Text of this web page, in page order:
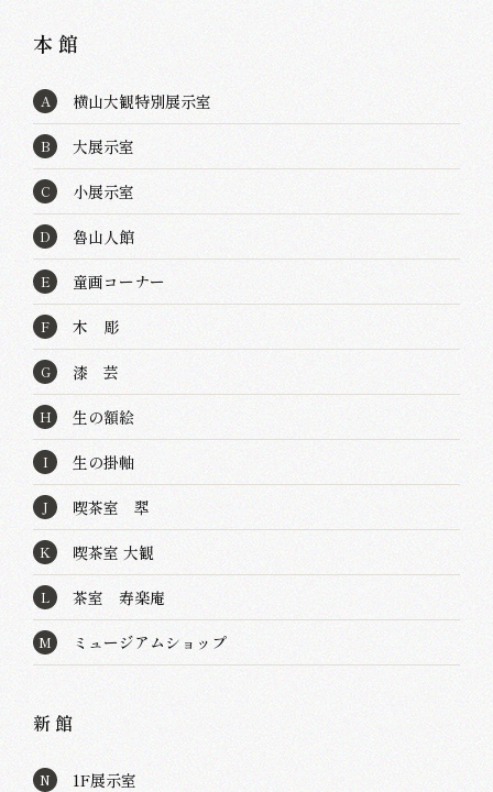
本 館
A 横山大観特別展示室
B 大展示室
C 小展示室
D 魯山人館
E 童画コーナー
F 木 彫
G 漆 芸
H 生の額絵
I 生の掛軸
J 喫茶室 翆
K 喫茶室 大観
L 茶室 寿楽庵
M ミュージアムショップ
新 館
N 1F展示室